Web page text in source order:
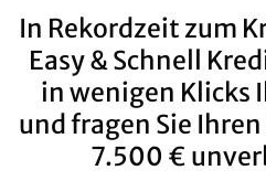
In Rekordzeit zum
Easy & Schnell
in wenigen Klicks
und fragen Sie
7.500 €